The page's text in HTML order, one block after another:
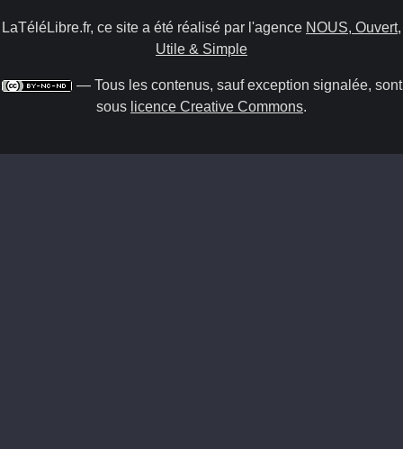
LaTéléLibre.fr, ce site a été réalisé par l'agence NOUS, Ouvert,
Utile & Simple
— Tous les contenus, sauf exception signalée, sont
sous licence Creative Commons.